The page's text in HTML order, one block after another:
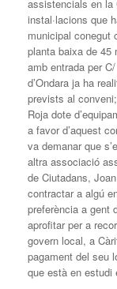
assistencials en la
instal·lacions que
municipal conegut
planta baixa de 45
amb entrada per
d’Ondara ja ha
prevists al
Roja dote
a favor d’aquest
va demanar que
altra associació
de Ciutadans,
contractar a algú
preferència a gent
aprofitar per a
govern local, a
pagament del seu
que està en estudi